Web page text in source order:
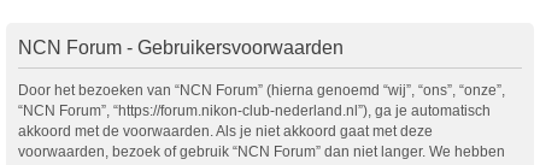
NCN Forum - Gebruikersvoorwaarden
Door het bezoeken van “NCN Forum” (hierna genoemd “wij”, “ons”, “onze”,
“NCN Forum”, “https://forum.nikon-club-nederland.nl”), ga je automatisch
akkoord met de voorwaarden. Als je niet akkoord gaat met deze
voorwaarden, bezoek of gebruik “NCN Forum” dan niet langer. We hebben